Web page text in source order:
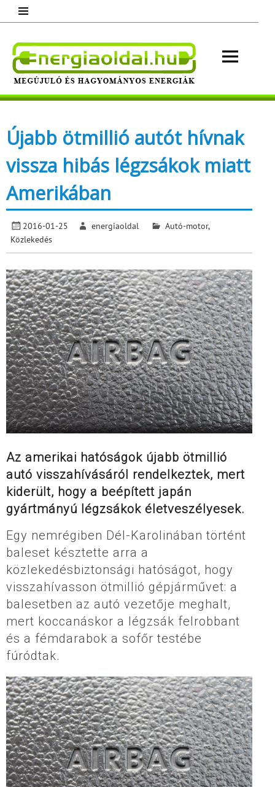
content
Megújuló és hagyományos energiák.
Újabb ötmillió autót hívnak
vissza hibás légzsákok miatt
Amerikában
2016-01-25 energiaoldal Autó-motor,
Közlekedés
Az amerikai hatóságok újabb ötmillió
autó visszahívásáról rendelkeztek, mert
kiderült, hogy a beépített japán
gyártmányú légzsákok életveszélyesek.
Egy nemrégiben Dél-Karolinában történt
baleset késztette arra a
közlekedésbiztonsági hatóságot, hogy
visszahívasson ötmillió gépjárművet: a
balesetben az autó vezetője meghalt,
mert koccanáskor a légzsák felrobbant
és a fémdarabok a sofőr testébe
fúródtak.